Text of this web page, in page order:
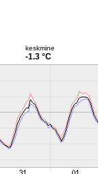
keskmine
-1.3 °C